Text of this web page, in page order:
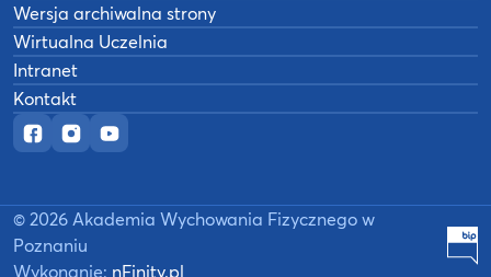
Oficjalny fanpage w serwisie Facebook
Oficjalny profil na Instagramie
Oficjalny kanał YouTube
Wersja archiwalna strony
Wirtualna Uczelnia
Intranet
Kontakt
© 2026 Akademia Wychowania Fizycznego w
Poznaniu
Wykonanie: nFinity.pl